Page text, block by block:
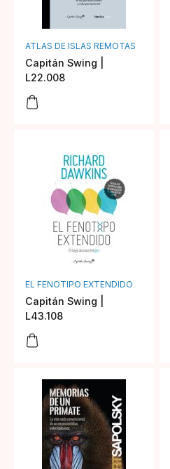
ATLAS DE ISLAS REMOTAS
Capitán Swing |
L22.008
EL FENOTIPO EXTENDIDO
Capitán Swing |
L43.108